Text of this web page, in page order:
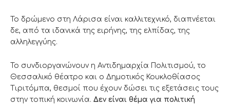
Το δρώμενο στη Λάρισα είναι καλλιτεχνικό, διαπνέεται
δε, από τα ιδανικά της ειρήνης, της ελπίδας, της
αλληλεγγύης.
Το συνδιοργανώνουν η Αντιδημαρχία Πολιτισμού, το
Θεσσαλικό θέατρο και ο Δημοτικός Κουκλοθίασος
Τιριτόμπα, θεσμοί που έχουν δώσει τις εξετάσεις τους
στην τοπική κοινωνία. Δεν είναι θέμα για πολιτική